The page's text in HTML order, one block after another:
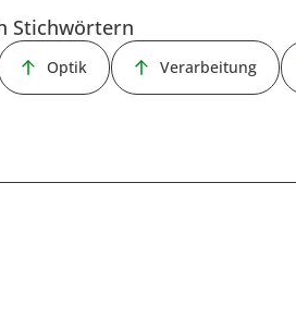
Stichwörtern
Optik Verarbeitung